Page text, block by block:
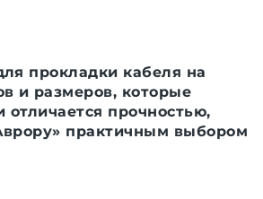
прокладки кабеля на
и размеров, которые
прочностью,
практичным выбором